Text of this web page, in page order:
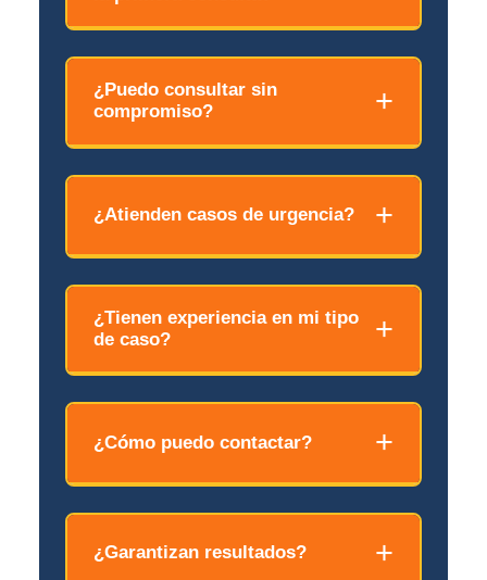
manteniendo la misma calidad y
Depende del tipo de caso. Le recomendamos
traer toda la documentación relacionada con
su situación (contratos, notificaciones,
sentencias, etc.). Si no está seguro, le
¿Puedo consultar sin
compromiso?
Sí, la primera consulta es informativa y sin
compromiso. Evaluaremos su caso y le
orientaremos sobre las mejores opciones
disponibles para usted.
¿Atienden casos de urgencia?
Sí, contamos con disponibilidad para atender
casos urgentes. Contáctenos
inmediatamente y priorizaremos su situación.
¿Tienen experiencia en mi tipo
de caso?
Contamos con amplia experiencia en todas
las ramas del derecho. En la consulta le
mostraremos casos similares que hemos
resuelto exitosamente.
¿Cómo puedo contactar?
Puede contactarnos por teléfono, WhatsApp,
correo electrónico o mediante el formulario
de contacto en nuestra web. Respondemos
¿Garantizan resultados?